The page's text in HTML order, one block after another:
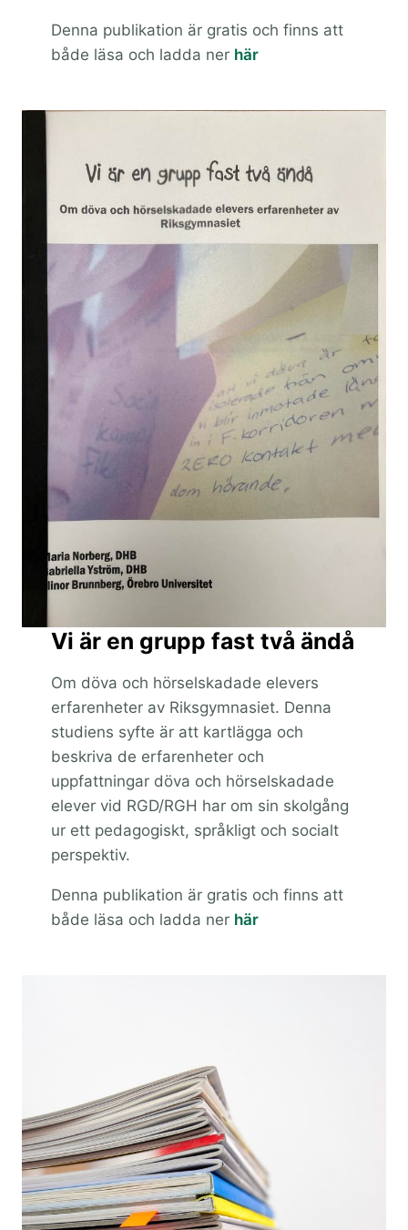
Denna publikation är gratis och finns att
både läsa och ladda ner här
Vi är en grupp fast två ändå
Om döva och hörselskadade elevers
erfarenheter av Riksgymnasiet. Denna
studiens syfte är att kartlägga och
beskriva de erfarenheter och
uppfattningar döva och hörselskadade
elever vid RGD/RGH har om sin skolgång
ur ett pedagogiskt, språkligt och socialt
perspektiv.
Denna publikation är gratis och finns att
både läsa och ladda ner här